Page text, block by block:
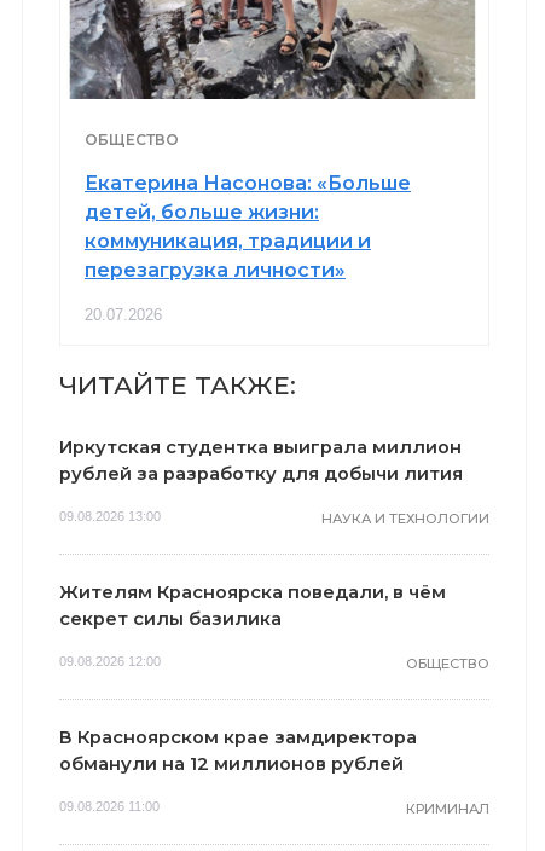
ОБЩЕСТВО
Екатерина Насонова: «Больше
детей, больше жизни:
коммуникация, традиции и
перезагрузка личности»
20.07.2026
ЧИТАЙТЕ ТАКЖЕ:
Иркутская студентка выиграла миллион
рублей за разработку для добычи лития
09.08.2026 13:00 НАУКА И ТЕХНОЛОГИИ
Жителям Красноярска поведали, в чём
секрет силы базилика
09.08.2026 12:00 ОБЩЕСТВО
В Красноярском крае замдиректора
обманули на 12 миллионов рублей
09.08.2026 11:00 КРИМИНАЛ